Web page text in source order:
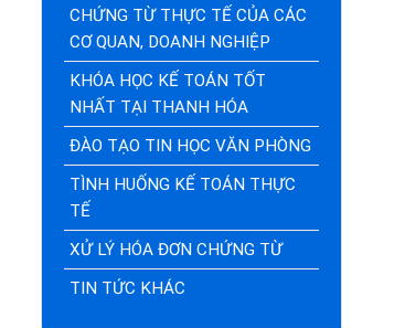
CHỨNG TỪ THỰC TẾ CỦA CÁC
CƠ QUAN, DOANH NGHIỆP
KHÓA HỌC KẾ TOÁN TỐT
NHẤT TẠI THANH HÓA
ĐÀO TẠO TIN HỌC VĂN PHÒNG
TÌNH HUỐNG KẾ TOÁN THỰC
TẾ
XỬ LÝ HÓA ĐƠN CHỨNG TỪ
TIN TỨC KHÁC